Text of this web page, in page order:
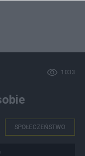
1033
SPOŁECZEŃSTWO